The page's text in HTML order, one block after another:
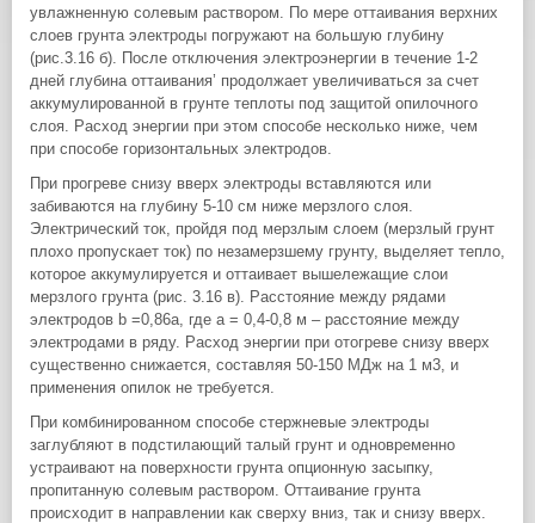
увлажненную солевым раствором. По мере оттаивания верхних
слоев грунта электроды погружают на большую глубину
(рис.3.16 б). После отключения электроэнергии в течение 1-2
дней глубина оттаивания’ продолжает увеличиваться за счет
аккумулированной в грунте теплоты под защитой опилочного
слоя. Расход энергии при этом способе несколько ниже, чем
при способе горизонтальных электродов.
При прогреве снизу вверх электроды вставляются или
забиваются на глубину 5-10 см ниже мерзлого слоя.
Электрический ток, пройдя под мерзлым слоем (мерзлый грунт
плохо пропускает ток) по незамерзшему грунту, выделяет тепло,
которое аккумулируется и оттаивает вышележащие слои
мерзлого грунта (рис. 3.16 в). Расстояние между рядами
электродов b =0,86а, где а = 0,4-0,8 м – расстояние между
электродами в ряду. Расход энергии при отогреве снизу вверх
существенно снижается, составляя 50-150 МДж на 1 м3, и
применения опилок не требуется.
При комбинированном способе стержневые электроды
заглубляют в подстилающий талый грунт и одновременно
устраивают на поверхности грунта опционную засыпку,
пропитанную солевым раствором. Оттаивание грунта
происходит в направлении как сверху вниз, так и снизу вверх.